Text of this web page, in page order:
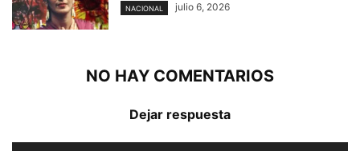
NACIONAL julio 6, 2026
NO HAY COMENTARIOS
Dejar respuesta